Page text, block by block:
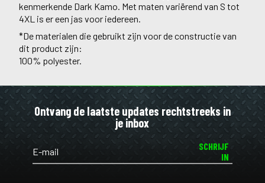
kenmerkende Dark Kamo. Met maten variërend van S tot
4XL is er een jas voor iedereen.
*De materialen die gebruikt zijn voor de constructie van
dit product zijn:
100% polyester.
Ontvang de laatste updates rechtstreeks in
je inbox
SCHRIJF
IN